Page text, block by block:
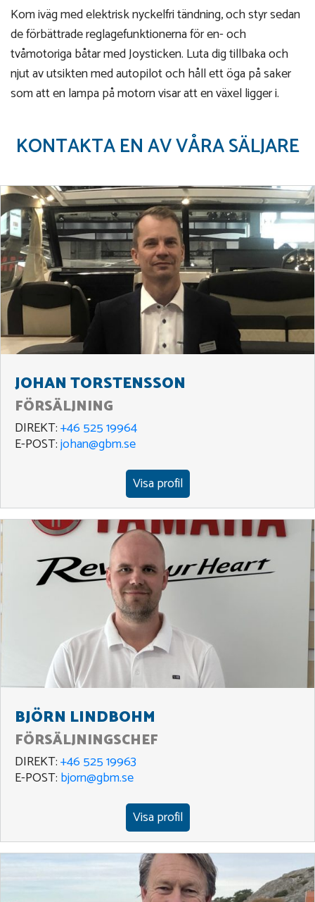
Kom iväg med elektrisk nyckelfri tändning, och styr sedan
de förbättrade reglagefunktionerna för en- och
tvåmotoriga båtar med Joysticken. Luta dig tillbaka och
njut av utsikten med autopilot och håll ett öga på saker
som att en lampa på motorn visar att en växel ligger i.
KONTAKTA EN AV VÅRA SÄLJARE
JOHAN TORSTENSSON
FÖRSÄLJNING
DIREKT:+46 525 19964
E-POST:johan@gbm.se
Visa profil
BJÖRN LINDBOHM
FÖRSÄLJNINGSCHEF
DIREKT:+46 525 19963
E-POST: bjorn@gbm.se
Visa profil